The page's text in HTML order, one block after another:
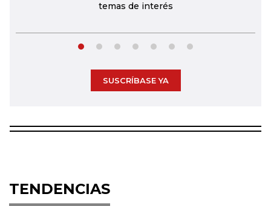
temas de interés
SUSCRÍBASE YA
TENDENCIAS